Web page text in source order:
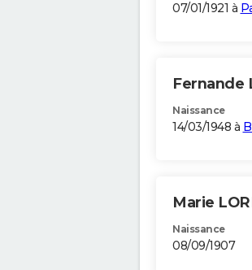
07/01/1921 à
Fernande
Naissance
14/03/1948 à
Marie
Naissance
08/09/1907